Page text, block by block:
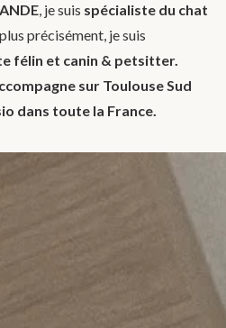
, je suis spécialiste du chat
précisément, je suis
félin et canin & petsitter.
sur Toulouse Sud
dans toute la France.